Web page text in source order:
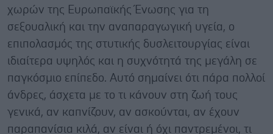
χωρών της Ευρωπαϊκής Ένωσης για τη
σεξουαλική και την αναπαραγωγική υγεία, ο
επιπολασμός της στυτικής δυσλειτουργίας είναι
ιδιαίτερα υψηλός και η συχνότητά της μεγάλη σε
παγκόσμιο επίπεδο. Αυτό σημαίνει ότι πάρα πολλοί
άνδρες, άσχετα με το τι κάνουν στη ζωή τους
γενικά, αν καπνίζουν, αν ασκούνται, αν έχουν
παραπανίσια κιλά, αν είναι ή όχι παντρεμένοι, τι